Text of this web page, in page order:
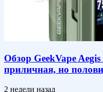
Обзор GeekVape
приличная, но
2 недели назад